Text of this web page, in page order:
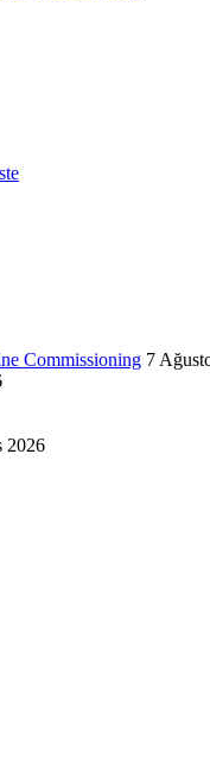
Commissioning 7
2026